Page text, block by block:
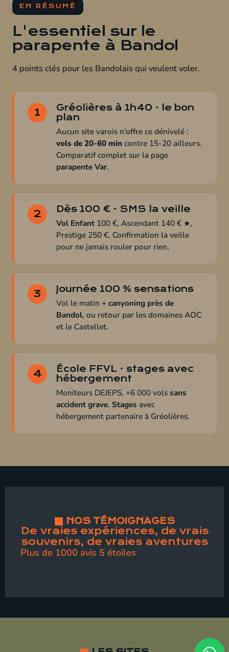
EN RÉSUMÉ
L'essentiel sur le
parapente à Bandol
4 points clés pour les Bandolais qui veulent voler.
1
Gréolières à 1h40 · le bon
plan
Aucun site varois n'offre ce dénivelé :
vols de 20-60 mincontre 15-20 ailleurs.
Comparatif complet sur la page
parapente Var.
2
Dès 100 € · SMS la veille
Vol Enfant 100 €, Ascendant 140 € ★,
Prestige 250 €. Confirmation la veille
pour ne jamais rouler pour rien.
3
Journée 100 % sensations
Vol le matin +canyoning près de
Bandol, ou retour par les domaines AOC
et le Castellet.
4
École FFVL · stages avec
hébergement
Moniteurs DEJEPS, +6 000 volssans
accident grave. Stages avec
hébergement partenaire à Gréolières.
NOS TÉMOIGNAGES
De vraies expériences, de vrais
souvenirs, de vraies aventures
Plus de 1000 avis 5 étoiles